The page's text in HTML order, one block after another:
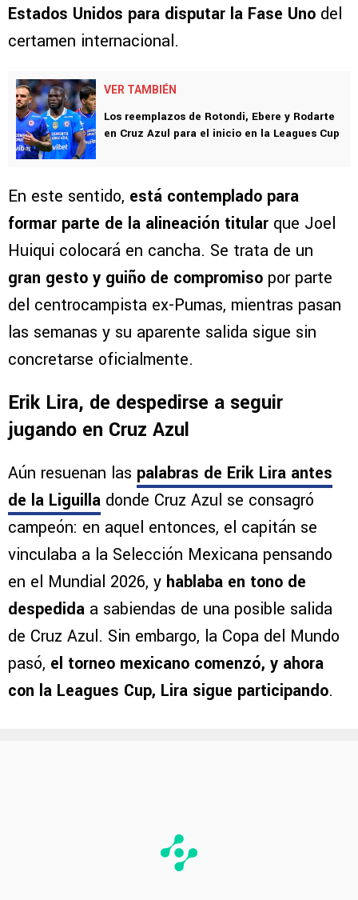
Estados Unidos para disputar la Fase Uno del
certamen internacional.
VER TAMBIÉN
Los reemplazos de Rotondi, Ebere y Rodarte
en Cruz Azul para el inicio en la Leagues Cup
En este sentido, está contemplado para
formar parte de la alineación titular que Joel
Huiqui colocará en cancha. Se trata de un
gran gesto y guiño de compromiso por parte
del centrocampista ex-Pumas, mientras pasan
las semanas y su aparente salida sigue sin
concretarse oficialmente.
Erik Lira, de despedirse a seguir
jugando en Cruz Azul
Aún resuenan las palabras de Erik Lira antes
de la Liguilla donde Cruz Azul se consagró
campeón: en aquel entonces, el capitán se
vinculaba a la Selección Mexicana pensando
en el Mundial 2026, y hablaba en tono de
despedida a sabiendas de una posible salida
de Cruz Azul. Sin embargo, la Copa del Mundo
pasó, el torneo mexicano comenzó, y ahora
con la Leagues Cup, Lira sigue participando.